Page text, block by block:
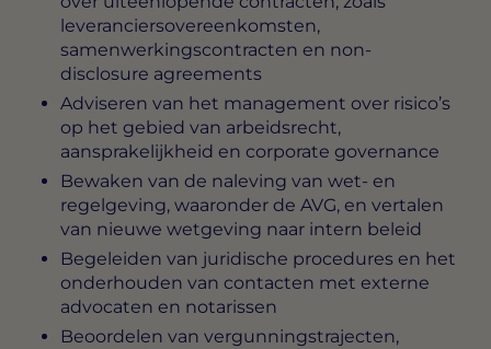
leveranciersovereenkomsten,
samenwerkingscontracten en non-
disclosure agreements
Adviseren van het management over risico’s
op het gebied van arbeidsrecht,
aansprakelijkheid en corporate governance
Bewaken van de naleving van wet- en
regelgeving, waaronder de AVG, en vertalen
van nieuwe wetgeving naar intern beleid
Begeleiden van juridische procedures en het
onderhouden van contacten met externe
advocaten en notarissen
Beoordelen van vergunningstrajecten,